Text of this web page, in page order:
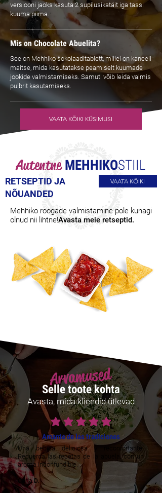
versiooni jaoks kasuta 2 supilusikatäit iga tassi
kuuma piima.
Mis on Chocolate Abuelita?
See on Mehhiko šokolaaditablett, millel on kaneeli
maitse, mida kasutatakse peamiselt kuumade
jookide valmistamiseks. Samuti võib leida valmis
pulbrit kasutamiseks.
VAATA KÕIKI KÜSIMUSI
AutentneMEHHIKOSTIIL
RETSEPTID JA
NÕUANDED
VAATA KÕIKI
Mehhiko roogade valmistamine pole kunagi
olnud nii lihtne!Avasta meie retseptid.
Arvamused
Selle toote kohta
Avasta, mida kliendid ütlevad
average rating is 5 out of 5
Amante de las tradiciones
Una bebida deliciosa y reconfortante.
Recuerda las recetas de la abuela, con un
aroma inconfundible.
Carla D.